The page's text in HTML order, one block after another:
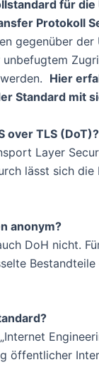
für
Protokoll
gegenüber
Hier
Standard mit
over TLS (DoT)?
Layer
lässt sich die
anonym?
DoH nicht.
öffentlicher